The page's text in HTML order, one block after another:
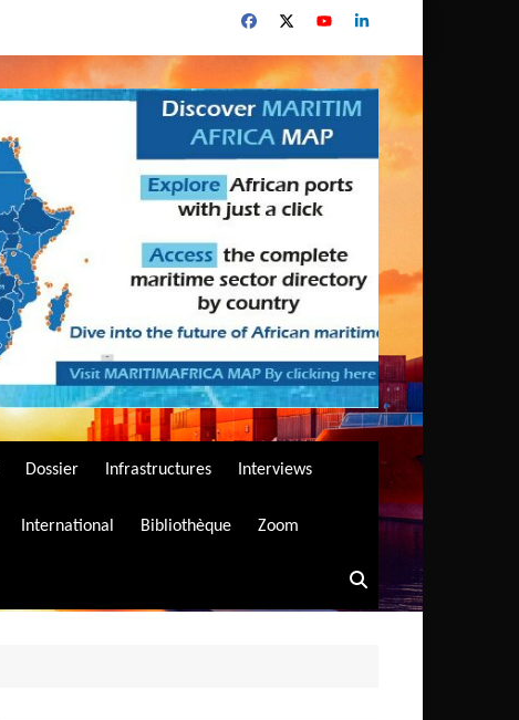
Dossier Infrastructures Interviews
International Bibliothèque Zoom